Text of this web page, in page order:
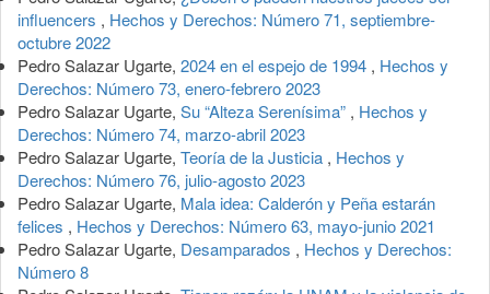
artículo
influencers , Hechos y Derechos: Número 71, septiembre-
octubre 2022
Pedro Salazar Ugarte, 2024 en el espejo de 1994 , Hechos y
Derechos: Número 73, enero-febrero 2023
Pedro Salazar Ugarte, Su “Alteza Serenísima” , Hechos y
Derechos: Número 74, marzo-abril 2023
Pedro Salazar Ugarte, Teoría de la Justicia , Hechos y
Derechos: Número 76, julio-agosto 2023
Pedro Salazar Ugarte, Mala idea: Calderón y Peña estarán
felices , Hechos y Derechos: Número 63, mayo-junio 2021
Pedro Salazar Ugarte, Desamparados , Hechos y Derechos:
Número 8